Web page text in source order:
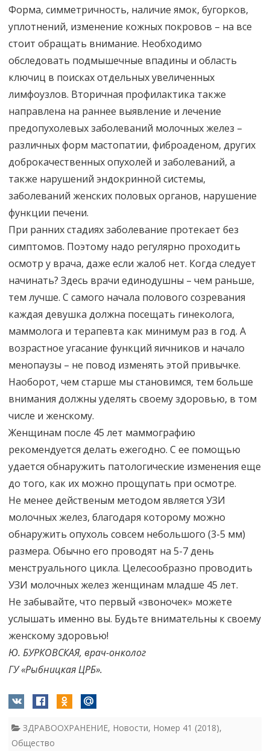
Форма, симметричность, наличие ямок, бугорков,
уплотнений, изменение кожных покровов – на все
стоит обращать внимание. Необходимо
обследовать подмышечные впадины и область
ключиц в поисках отдельных увеличенных
лимфоузлов. Вторичная профилактика также
направлена на раннее выявление и лечение
предопухолевых заболеваний молочных желез –
различных форм мастопатии, фиброаденом, других
доброкачественных опухолей и заболеваний, а
также нарушений эндокринной системы,
заболеваний женских половых органов, нарушение
функции печени.
При ранних стадиях заболевание протекает без
симптомов. Поэтому надо регулярно проходить
осмотр у врача, даже если жалоб нет. Когда следует
начинать? Здесь врачи единодушны – чем раньше,
тем лучше. С самого начала полового созревания
каждая девушка должна посещать гинеколога,
маммолога и терапевта как минимум раз в год. А
возрастное угасание функций яичников и начало
менопаузы – не повод изменять этой привычке.
Наоборот, чем старше мы становимся, тем больше
внимания должны уделять своему здоровью, в том
числе и женскому.
Женщинам после 45 лет маммографию
рекомендуется делать ежегодно. С ее помощью
удается обнаружить патологические изменения еще
до того, как их можно прощупать при осмотре.
Не менее действеным методом является УЗИ
молочных желез, благодаря которому можно
обнаружить опухоль совсем небольшого (3-5 мм)
размера. Обычно его проводят на 5-7 день
менструального цикла. Целесообразно проводить
УЗИ молочных желез женщинам младше 45 лет.
Не забывайте, что первый «звоночек» можете
услышать именно вы. Будьте внимательны к своему
женскому здоровью!
Ю. БУРКОВСКАЯ, врач-онколог
ГУ «Рыбницкая ЦРБ».
ЗДРАВООХРАНЕНИЕ, Новости, Номер 41 (2018),
Общество